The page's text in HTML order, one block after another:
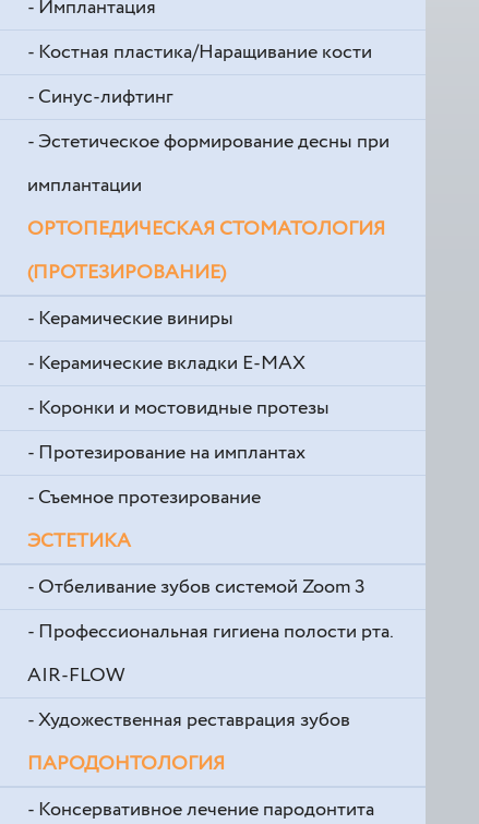
- Имплантация
- Костная пластика/Наращивание кости
- Синус-лифтинг
- Эстетическое формирование десны при
имплантации
ОРТОПЕДИЧЕСКАЯ СТОМАТОЛОГИЯ
(ПРОТЕЗИРОВАНИЕ)
- Керамические виниры
- Керамические вкладки E-MAX
- Коронки и мостовидные протезы
- Протезирование на имплантах
- Съемное протезирование
ЭСТЕТИКА
- Отбеливание зубов системой Zoom 3
- Профессиональная гигиена полости рта.
AIR-FLOW
- Художественная реставрация зубов
ПАРОДОНТОЛОГИЯ
- Консервативное лечение пародонтита